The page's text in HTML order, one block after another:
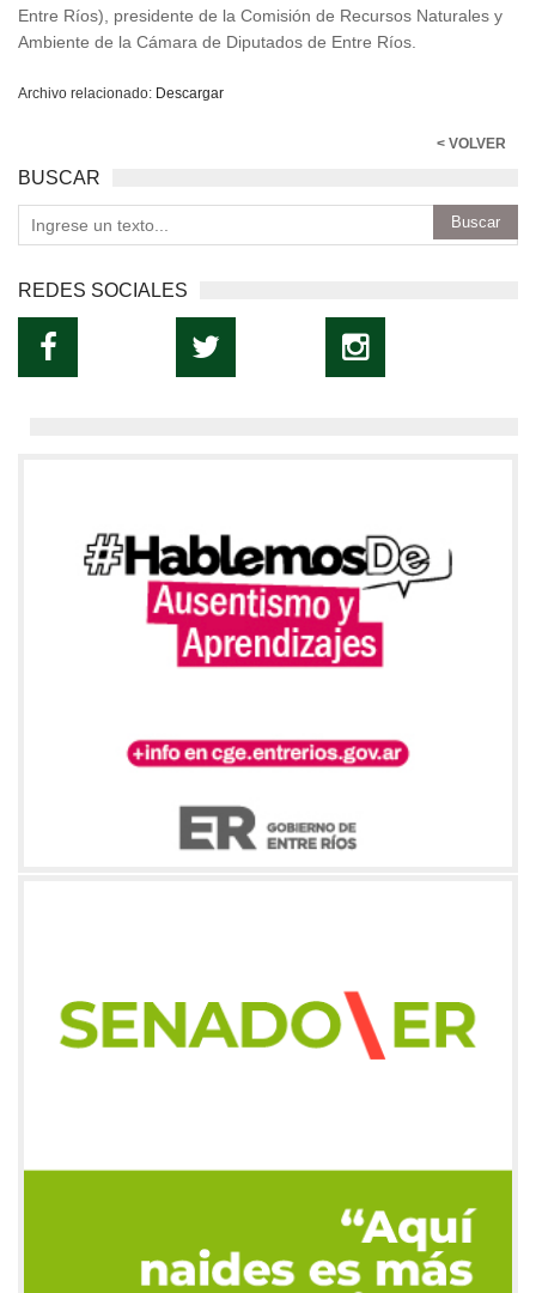
Entre Ríos), presidente de la Comisión de Recursos Naturales y
Ambiente de la Cámara de Diputados de Entre Ríos.
Archivo relacionado: Descargar
< VOLVER
BUSCAR
REDES SOCIALES